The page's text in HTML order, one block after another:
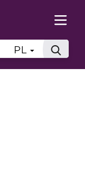
PL